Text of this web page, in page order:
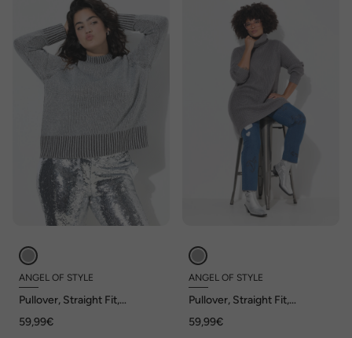
ANGEL OF STYLE
Pullover, Straight Fit,
59,99€
ANGEL OF STYLE
Pullover, Straight Fit,
59,99€